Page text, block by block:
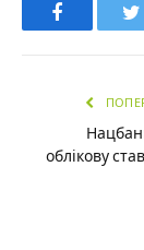
Facebook
облікову